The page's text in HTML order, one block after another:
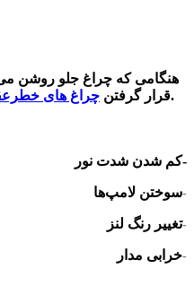
هنگامی که چراغ جلو روشن
قرار گرفتن چراغ های خودرو در انتهای خودرو می باشد. البته در بعضی از چراغ های عقب مواد بازتاب کننده وجود دارد که در داخل خودرو می باشند. این چراغ ها به تقویت نور کمک زیادی می کنند.
-کم شدن شدت نور
-سوختن لامپ‌ها
-تغییر رنگ لنز
-خرابی مدار